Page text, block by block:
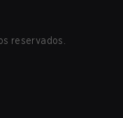
reservados.